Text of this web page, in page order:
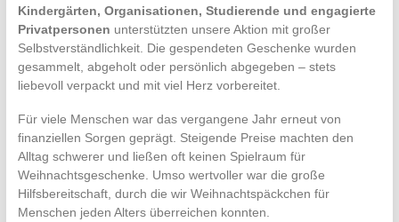
Kindergärten, Organisationen, Studierende und engagierte
Privatpersonen unterstützten unsere Aktion mit großer
Selbstverständlichkeit. Die gespendeten Geschenke wurden
gesammelt, abgeholt oder persönlich abgegeben – stets
liebevoll verpackt und mit viel Herz vorbereitet.
Für viele Menschen war das vergangene Jahr erneut von
finanziellen Sorgen geprägt. Steigende Preise machten den
Alltag schwerer und ließen oft keinen Spielraum für
Weihnachtsgeschenke. Umso wertvoller war die große
Hilfsbereitschaft, durch die wir Weihnachtspäckchen für
Menschen jeden Alters überreichen konnten.